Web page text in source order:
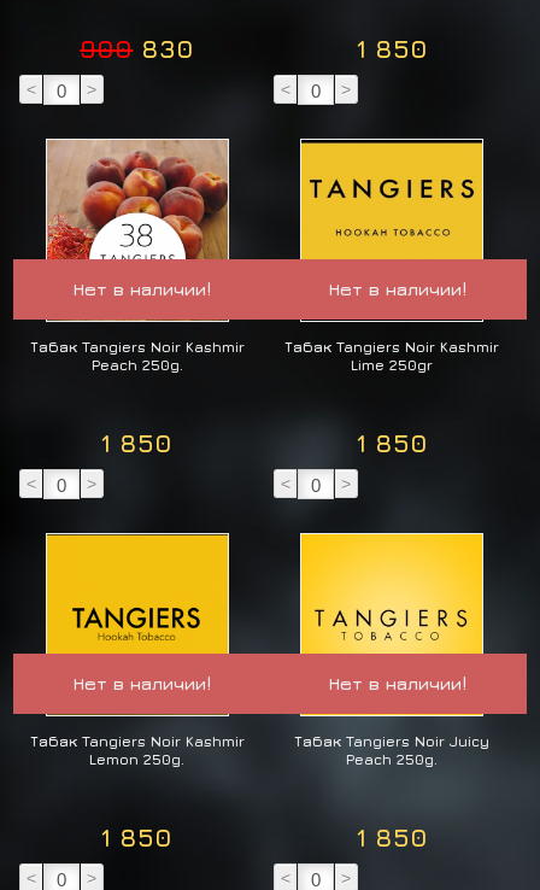
900 830
< >
1 850
< >
Нет в наличии!
Табак Tangiers Noir Kashmir
Peach 250g.
1 850
< >
Нет в наличии!
Табак Tangiers Noir Kashmir
Lime 250gr
1 850
< >
Нет в наличии!
Табак Tangiers Noir Kashmir
Lemon 250g.
1 850
< >
Нет в наличии!
Табак Tangiers Noir Juicy
Peach 250g.
1 850
< >